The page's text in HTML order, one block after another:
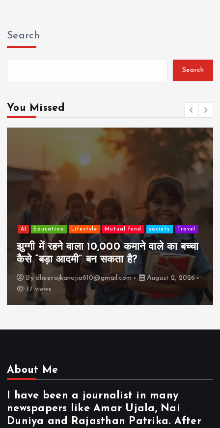
Search
Search
You Missed
AI Education Lifestyle Mutual fund society Travel
झुग्गी में रहने वाला 10,000 कमाने वाले का बच्चा
कैसे “बड़ा आदमी” बन सकता है?
By dheerajkanojia810@gmail.com
August 2, 2026
17 views
About Me
I have been a journalist in many
newspapers like Amar Ujala, Nai
Duniya and Rajasthan Patrika. After